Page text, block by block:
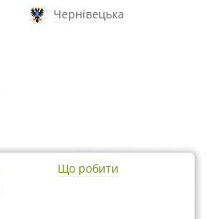
Чернівецька
Що робити